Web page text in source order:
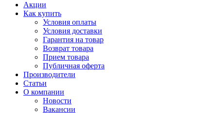
Акции
Как купить
Условия оплаты
Условия доставки
Гарантия на товар
Возврат товара
Прием товара
Публичная оферта
Производители
Статьи
О компании
Новости
Вакансии